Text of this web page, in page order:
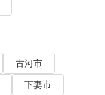
古河市
下妻市